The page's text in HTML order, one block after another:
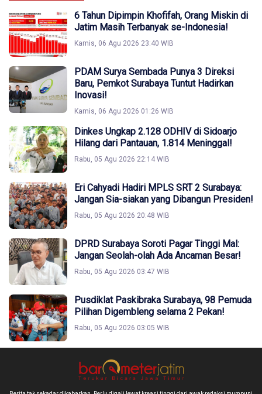
6 Tahun Dipimpin Khofifah, Orang Miskin di
Jatim Masih Terbanyak se-Indonesia!
Kamis, 06 Agu 2026 23:40 WIB
PDAM Surya Sembada Punya 3 Direksi
Baru, Pemkot Surabaya Tuntut Hadirkan
Inovasi!
Kamis, 06 Agu 2026 01:26 WIB
Dinkes Ungkap 2.128 ODHIV di Sidoarjo
Hilang dari Pantauan, 1.814 Meninggal!
Rabu, 05 Agu 2026 22:14 WIB
Eri Cahyadi Hadiri MPLS SRT 2 Surabaya:
Jangan Sia-siakan yang Dibangun Presiden!
Rabu, 05 Agu 2026 20:48 WIB
DPRD Surabaya Soroti Pagar Tinggi Mal:
Jangan Seolah-olah Ada Ancaman Besar!
Rabu, 05 Agu 2026 03:47 WIB
Pusdiklat Paskibraka Surabaya, 98 Pemuda
Pilihan Digembleng selama 2 Pekan!
Rabu, 05 Agu 2026 03:05 WIB